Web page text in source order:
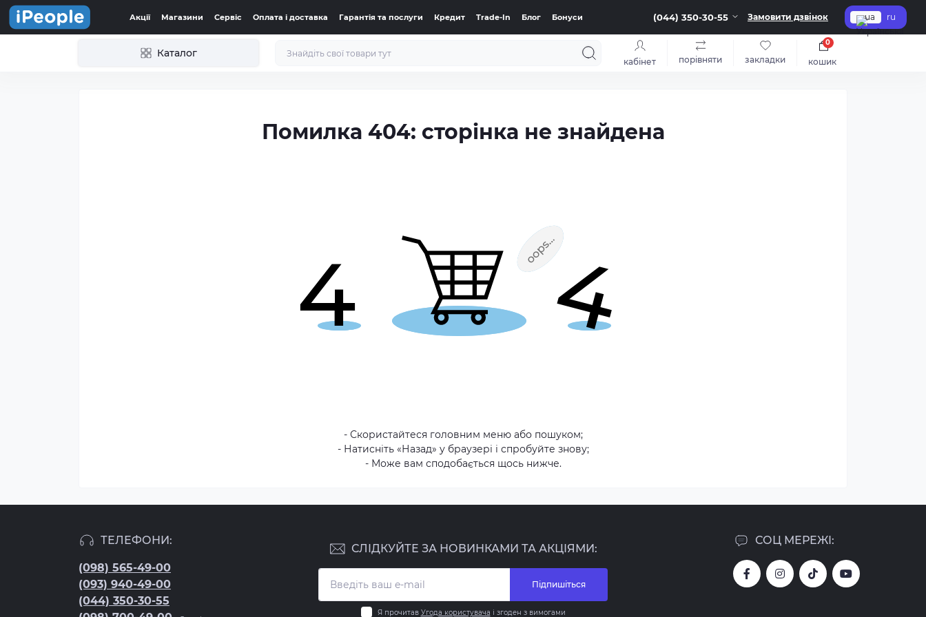
Акції Магазини Сервіс Оплата і доставка Гарантія та послуги Кредит Trade-In Блог Бонуси (044) 350-30-55 Замовити дзвінок ua ru
Каталог
кабінет порівняти закладки кошик
0
Помилка 404: сторінка не знайдена
- Скористайтеся головним меню або пошуком;
- Натисніть «Назад» у браузері і спробуйте знову;
- Може вам сподобається щось нижче.
ТЕЛЕФОНИ:
(098) 565-49-00
(093) 940-49-00
(044) 350-30-55
СОЦ МЕРЕЖІ:
СЛІДКУЙТЕ ЗА НОВИНКАМИ ТА АКЦІЯМИ:
Підпишіться
Я прочитав Угода користувача і згоден з вимогами